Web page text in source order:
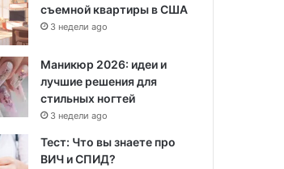
съемной квартиры в США
3 недели ago
Маникюр 2026: идеи и
лучшие решения для
стильных ногтей
3 недели ago
Тест: Что вы знаете про
ВИЧ и СПИД?